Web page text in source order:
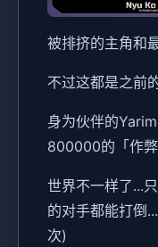
被排挤的主角和
不过这都是之前
身为伙伴的
800000的「作弊
世界不一样了...
的对手都能打倒
次)